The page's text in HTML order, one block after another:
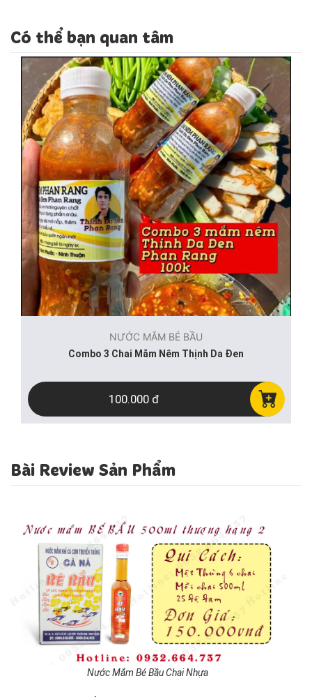
Có thể bạn quan tâm
NƯỚC MẮM BÉ BẦU
Combo 3 Chai Mắm Nêm Thịnh Da Đen
100.000 đ
Bài Review Sản Phẩm
Nước Mắm Bé Bầu Chai Nhựa